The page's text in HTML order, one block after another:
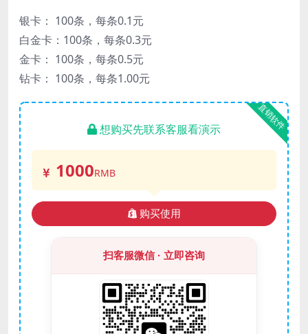
银卡： 100条，每条0.1元
白金卡：100条，每条0.3元
金卡： 100条，每条0.5元
钻卡： 100条，每条1.00元
直销软件
想购买先联系客服看演示
1000RMB
购买使用
扫客服微信 · 立即咨询